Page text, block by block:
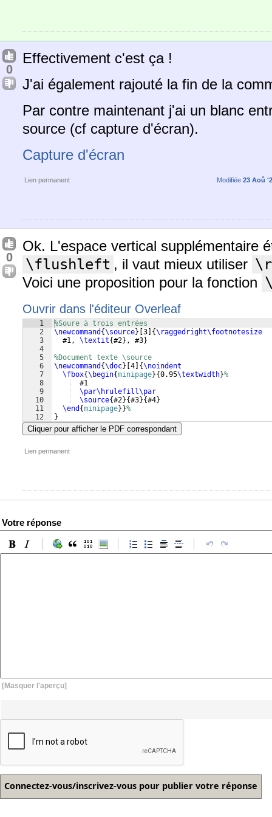
0
Effectivement c'est ça !
J'ai également rajouté la fin de la
Par contre maintenant j'ai un blanc
source (cf capture d'écran).
Capture d'écran
Lien permanent Modifiée 23 Aoû
0
Ok. L'espace vertical supplémentaire
\flushleft , il vaut mieux utiliser
Voici une proposition pour la fonction
Ouvrir dans l'éditeur Overleaf
1
2
3
4
5
6
7
8
9
10
11
12
%Soure à trois entrées
\newcommand {\source} 3 {\raggedright\footnotesize
  #1,
\textit{#2} , #3}
%Document texte \source
\newcommand {\doc} 4 {\noindent
\fbox{\begin{minipage}{0.95\textwidth}%
  #1
\par\hrulefill\par
\source{#2}{#3}{#4}
\end {minipage} }%
}
Cliquer pour afficher le PDF correspondant
Lien permanent
Votre réponse
[Masquer l'aperçu]